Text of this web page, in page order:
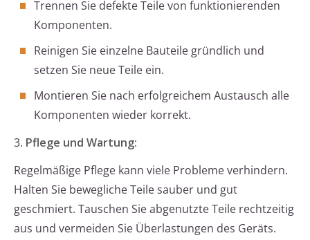
Trennen Sie defekte Teile von funktionierenden
Komponenten.
Reinigen Sie einzelne Bauteile gründlich und
setzen Sie neue Teile ein.
Montieren Sie nach erfolgreichem Austausch alle
Komponenten wieder korrekt.
3. Pflege und Wartung:
Regelmäßige Pflege kann viele Probleme verhindern.
Halten Sie bewegliche Teile sauber und gut
geschmiert. Tauschen Sie abgenutzte Teile rechtzeitig
aus und vermeiden Sie Überlastungen des Geräts.